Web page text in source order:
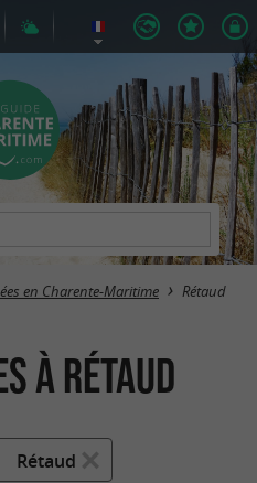
en Charente-Maritime Rétaud
à Rétaud
Rétaud